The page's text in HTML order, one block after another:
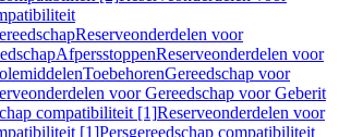
Reserveonderdelen voor
AfpersstoppenReserveonderdelen voor
ToebehorenGereedschap voor
voor Gereedschap voor Geberit
compatibiliteit [1]Reserveonderdelen voor
[1]Persgereedschap compatibiliteit